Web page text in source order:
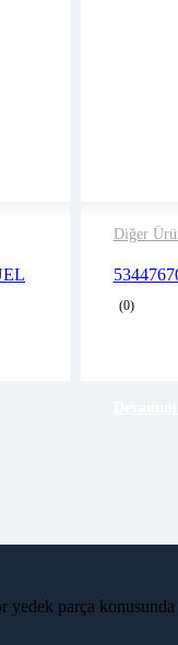
Diğer
(0)
parça